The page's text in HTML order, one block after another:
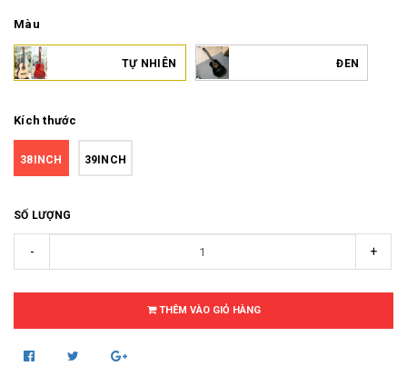
Màu
TỰ NHIÊN ĐEN
Kích thước
38INCH 39INCH
SỐ LƯỢNG
- +
THÊM VÀO GIỎ HÀNG